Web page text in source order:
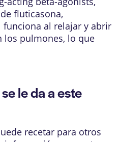
fluticasona,
al relajar y abrir
los pulmones, lo que
le da a este
recetar para otros